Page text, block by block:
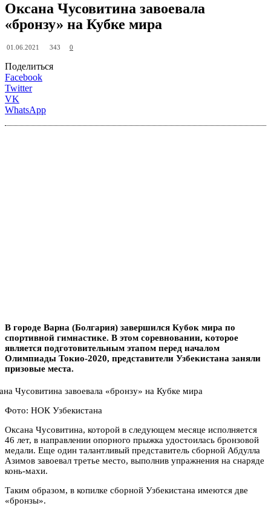
Оксана Чусовитина завоевала
«бронзу» на Кубке мира
01.06.2021 343 0
Поделиться
Facebook
Twitter
VK
WhatsApp
В городе Варна (Болгария) завершился Кубок мира по
спортивной гимнастике. В этом соревновании, которое
является подготовительным этапом перед началом
Олимпиады Токио-2020, представители Узбекистана заняли
призовые места.
Фото: НОК Узбекистана
Оксана Чусовитина, которой в следующем месяце исполняется
46 лет, в направлении опорного прыжка удостоилась бронзовой
медали. Еще один талантливый представитель сборной Абдулла
Азимов завоевал третье место, выполнив упражнения на снаряде
конь-махи.
Таким образом, в копилке сборной Узбекистана имеются две
«бронзы».